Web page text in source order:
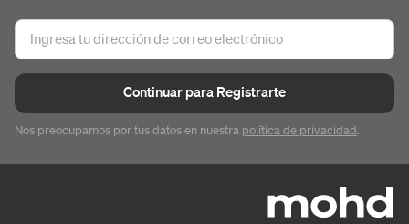
Continuar para Registrarte
Nos preocupamos por tus datos en nuestra política de privacidad.